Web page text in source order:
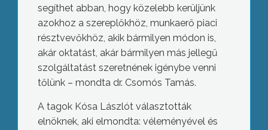
segíthet abban, hogy közelebb kerüljünk
azokhoz a szereplőkhöz, munkaerő piaci
résztvevőkhöz, akik bármilyen módon is,
akár oktatást, akár bármilyen más jellegű
szolgáltatást szeretnének igénybe venni
tőlünk – mondta dr. Csomós Tamás.
A tagok Kósa Lászlót választották
elnöknek, aki elmondta: véleményével és